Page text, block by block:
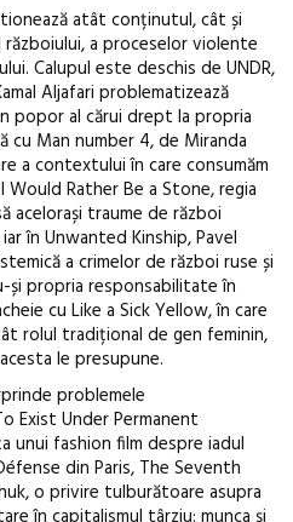
atât conținutul, cât și
a proceselor violente
Calupul este deschis de UNDR,
Aljafari problematizează
popor al cărui drept la propria
cu Man number 4, de Miranda
a contextului în care consumăm
Would Rather Be a Stone, regia
acelorași traume de război
în Unwanted Kinship, Pavel
a crimelor de război ruse și
și propria responsabilitate în
cu Like a Sick Yellow, în care
rolul tradițional de gen feminin,
le presupune.
problemele
Exist Under Permanent
unui fashion film despre iadul
din Paris, The Seventh
o privire tulburătoare asupra